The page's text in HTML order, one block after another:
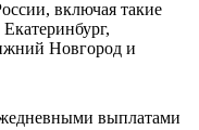
включая такие
Новгород и
выплатами